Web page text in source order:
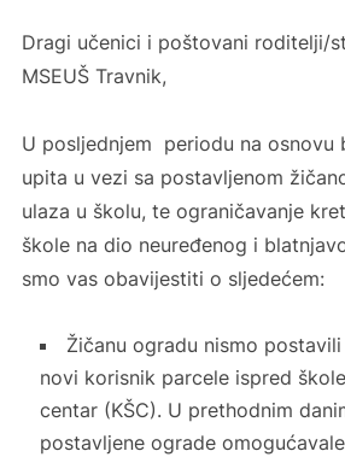
Dragi učenici i poštovani roditelji/
MSEUŠ Travnik,
U posljednjem periodu na osnovu
upita u vezi sa postavljenom
ulaza u školu, te ograničavanje
škole na dio neuređenog i
smo vas obavijestiti o sljedećem:
Žičanu ogradu nismo
novi korisnik parcele ispred
centar (KŠC). U prethodnim
postavljene ograde